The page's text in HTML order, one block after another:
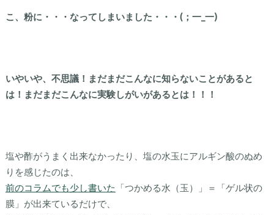
こ、粉に・・・なってしまいました・・・(；一_一)
いやいや、不思議！まだまだこんなに知らないことがあると
は！まだまだこんなに実験しがいがあるとは！！！
塩や酢がうまく出来なかったり、塩の水玉にアルギン酸のぬめ
りを感じたのは、
前のコラムでも少し書いた
「つかめる水（玉）」＝「ゲル状の
膜」が出来ているだけで、